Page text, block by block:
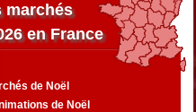
marchés
en France
de Noël
de Noël